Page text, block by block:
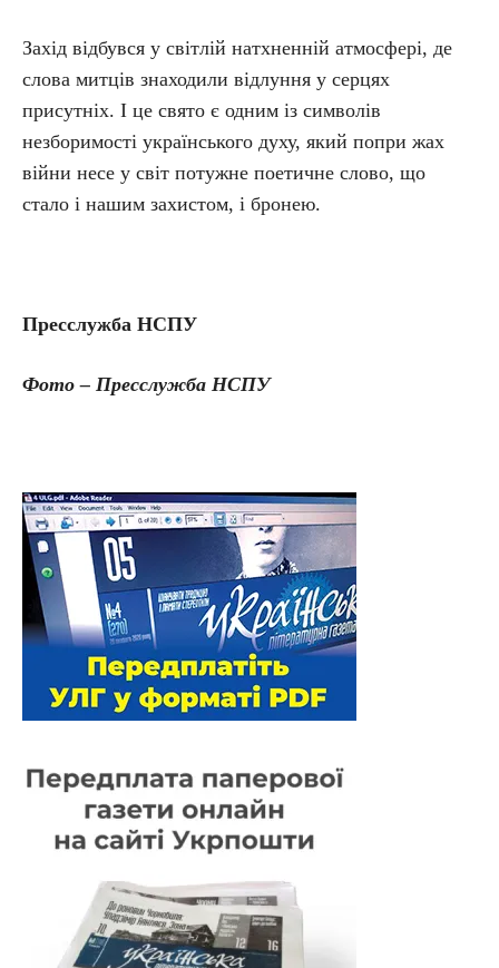
Захід відбувся у світлій натхненній атмосфері, де
слова митців знаходили відлуння у серцях
присутніх. І це свято є одним із символів
незборимості українського духу, який попри жах
війни несе у світ потужне поетичне слово, що
стало і нашим захистом, і бронею.
Пресслужба НСПУ
Фото – Пресслужба НСПУ